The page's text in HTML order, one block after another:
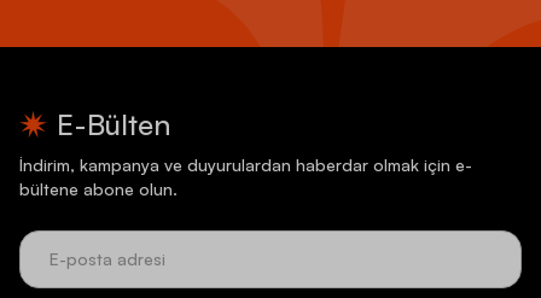
E-Bülten
İndirim, kampanya ve duyurulardan haberdar olmak için e-
bültene abone olun.